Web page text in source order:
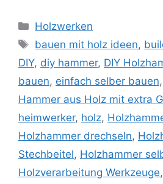
Kategorien
Holzwerken
Schlagwörter
bauen mit holz ideen,
DIY, diy hammer, DIY
bauen, einfach selber bauen,
Hammer aus Holz mit extra
heimwerker, holz,
Holzhammer drechseln,
Stechbeitel, Holzhammer
Holzverarbeitung Werkzeuge,